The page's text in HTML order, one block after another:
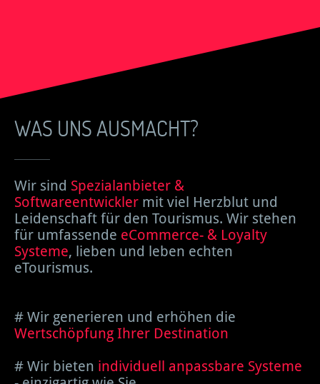
WAS UNS AUSMACHT?
Wir sind Spezialanbieter &
Softwareentwickler mit viel Herzblut und
Leidenschaft für den Tourismus. Wir stehen
für umfassende eCommerce- & Loyalty
Systeme, lieben und leben echten
eTourismus.
# Wir generieren und erhöhen die
Wertschöpfung Ihrer Destination
# Wir bieten individuell anpassbare Systeme